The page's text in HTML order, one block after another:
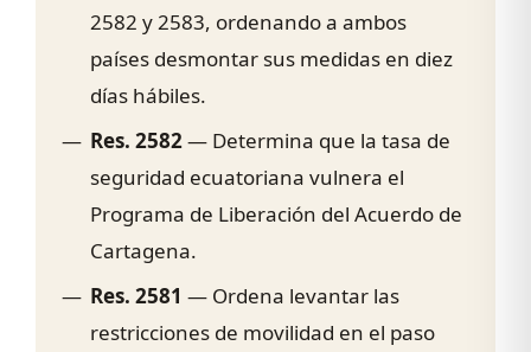
2582 y 2583, ordenando a ambos
países desmontar sus medidas en diez
días hábiles.
Res. 2582— Determina que la tasa de
seguridad ecuatoriana vulnera el
Programa de Liberación del Acuerdo de
Cartagena.
Res. 2581 — Ordena levantar las
restricciones de movilidad en el paso